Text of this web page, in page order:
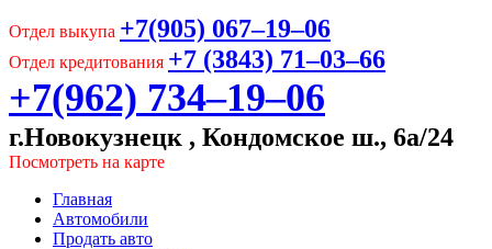
Отдел выкупа +7(905) 067‒19‒06
Отдел кредитования +7 (3843) 71‒03‒66
+7(962) 734‒19‒06
г.Новокузнецк , Кондомское ш., 6а/24
Посмотреть на карте
Главная
Автомобили
Продать авто